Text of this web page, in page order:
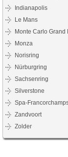
Indianapolis
Le Mans
Monte Carlo Grand
Monza
Norisring
Nürburgring
Sachsenring
Silverstone
Spa-
Zandvoort
Zolder